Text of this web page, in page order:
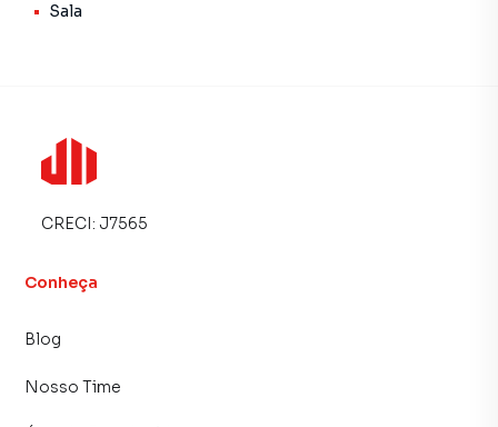
casa de alvenaria tipo 3-47 com 47,19m², (quarenta e sete
Sala
CRECI: J7565
Conheça
Blog
Nosso Time